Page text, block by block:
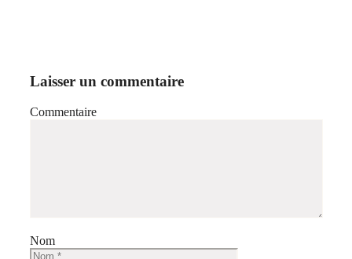
Laisser un commentaire
Commentaire
Nom